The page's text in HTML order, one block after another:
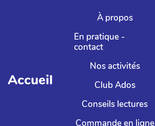
Aller au contenu principal
Accueil
À propos
En pratique -
contact
Nos activités
Club Ados
Conseils lectures
Commande en ligne